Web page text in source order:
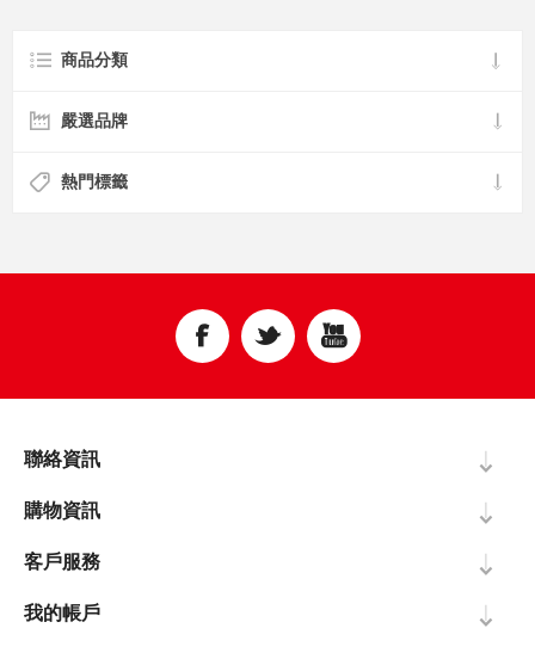
商品分類
嚴選品牌
熱門標籤
聯絡資訊
購物資訊
客戶服務
我的帳戶